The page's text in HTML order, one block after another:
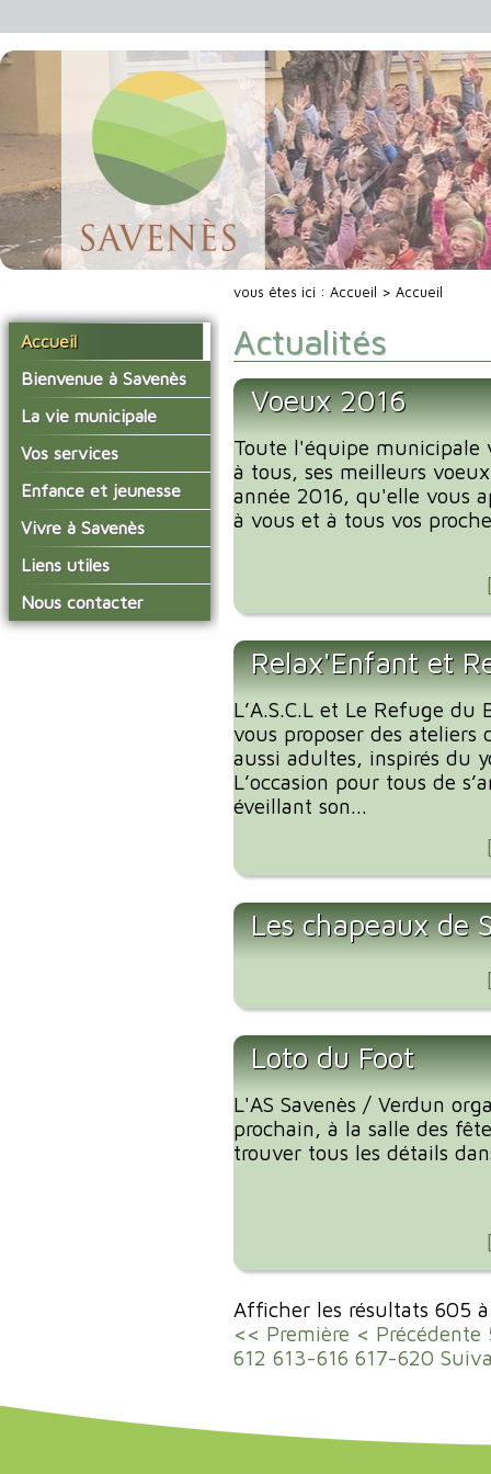
Accueil
Bienvenue à Savenès
Situer Savenès
Savenès en chiffre
L'histoire du village
Actualités de Savenès
sur ladepeche.fr
La vie municipale
Vos élus
Les compte-rendus du
conseil municipal
Les commissions
Les diverses
délégations/syndicats
L'urbanisme
Vos services
La mairie
Le service technique
Les services de l'école
Les installations
municipales
La collecte des ordures
Enfance et jeunesse
L'école primaire
La garderie et la cantine
Le temps périscolaire
La petite enfance
Vivre à Savenès
Agenda Salle des Fetes
Liens utiles
Communauté de
Communes Grand Sud
Tarn et Garonne
Nous contacter
vous êtes ici : Accueil > Accueil
Actualités
Voeux 2016
Toute l'équipe municipale
à tous, ses meilleurs
année 2016, qu'elle vous
à vous et à tous vos
Relax'Enfant et
L’A.S.C.L et Le Refuge
vous proposer des
aussi adultes, inspirés du
L’occasion pour tous de
éveillant son...
Les chapeaux de
Loto du Foot
L'AS Savenès / Verdun
prochain, à la salle des
trouver tous les détails
Afficher les résultats 605
<< Première < Précédente
612 613-616 617-620